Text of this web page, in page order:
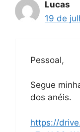
Lucas
19 de
Pessoal,
Segue
dos anéis.
https://